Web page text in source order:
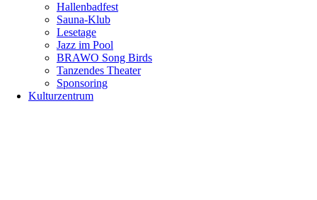
Hallenbadfest
Sauna-Klub
Lesetage
Jazz im Pool
BRAWO Song Birds
Tanzendes Theater
Sponsoring
Kulturzentrum